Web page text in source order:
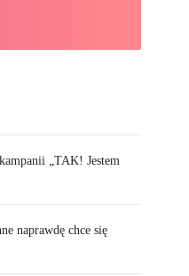
„TAK! Jestem
naprawdę chce się